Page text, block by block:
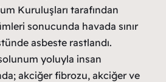
Kuruluşları tarafından
sonucunda havada sınır
asbeste rastlandı.
yoluyla insan
akciğer fibrozu, akciğer ve